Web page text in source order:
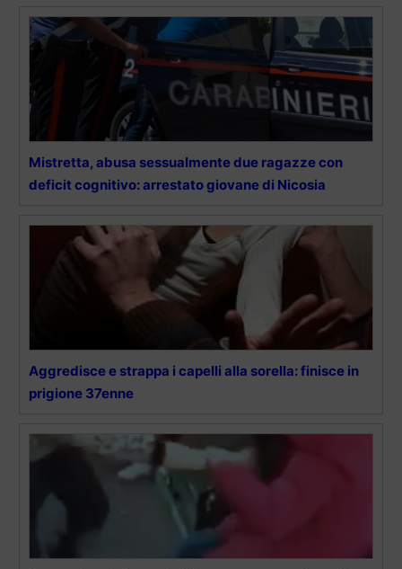
Mistretta, abusa sessualmente due ragazze con
deficit cognitivo: arrestato giovane di Nicosia
Aggredisce e strappa i capelli alla sorella: finisce in
prigione 37enne